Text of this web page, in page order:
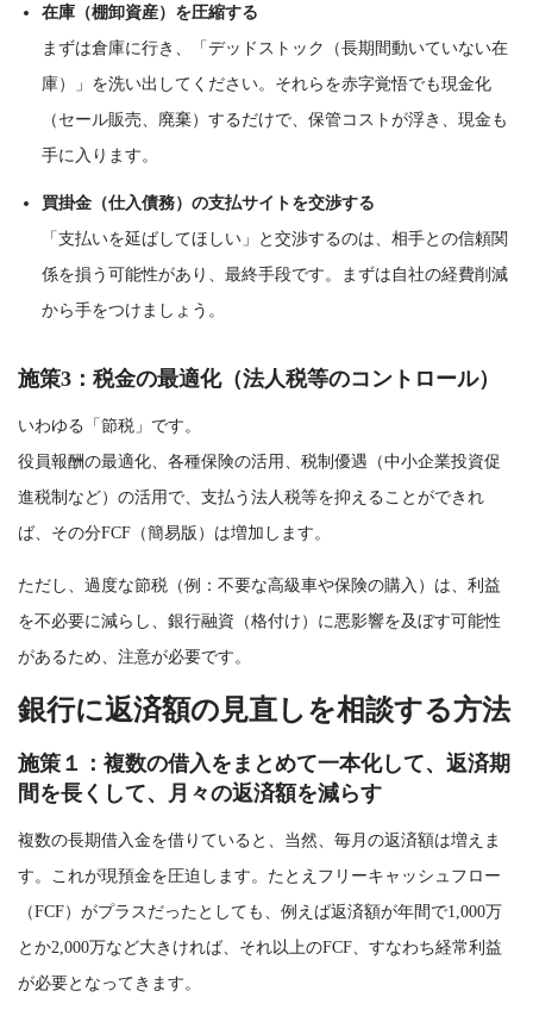
在庫（棚卸資産）を圧縮する
まずは倉庫に行き、「デッドストック（長期間動いていない在
庫）」を洗い出してください。それらを赤字覚悟でも現金化
（セール販売、廃棄）するだけで、保管コストが浮き、現金も
手に入ります。
買掛金（仕入債務）の支払サイトを交渉する
「支払いを延ばしてほしい」と交渉するのは、相手との信頼関
係を損う可能性があり、最終手段です。まずは自社の経費削減
から手をつけましょう。
施策3：税金の最適化（法人税等のコントロール）
いわゆる「節税」です。
役員報酬の最適化、各種保険の活用、税制優遇（中小企業投資促
進税制など）の活用で、支払う法人税等を抑えることができれ
ば、その分FCF（簡易版）は増加します。
ただし、過度な節税（例：不要な高級車や保険の購入）は、利益
を不必要に減らし、銀行融資（格付け）に悪影響を及ぼす可能性
があるため、注意が必要です。
銀行に返済額の見直しを相談する方法
施策１：複数の借入をまとめて一本化して、返済期
間を長くして、月々の返済額を減らす
複数の長期借入金を借りていると、当然、毎月の返済額は増えま
す。これが現預金を圧迫します。たとえフリーキャッシュフロー
（FCF）がプラスだったとしても、例えば返済額が年間で1,000万
とか2,000万など大きければ、それ以上のFCF、すなわち経常利益
が必要となってきます。